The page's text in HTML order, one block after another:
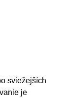
sviežejších
je